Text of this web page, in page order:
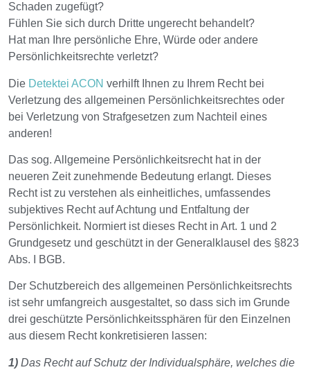
Schaden zugefügt?
Fühlen Sie sich durch Dritte ungerecht behandelt?
Hat man Ihre persönliche Ehre, Würde oder andere
Persönlichkeitsrechte verletzt?
Die Detektei ACON verhilft Ihnen zu Ihrem Recht bei
Verletzung des allgemeinen Persönlichkeitsrechtes oder
bei Verletzung von Strafgesetzen zum Nachteil eines
anderen!
Das sog. Allgemeine Persönlichkeitsrecht hat in der
neueren Zeit zunehmende Bedeutung erlangt. Dieses
Recht ist zu verstehen als einheitliches, umfassendes
subjektives Recht auf Achtung und Entfaltung der
Persönlichkeit. Normiert ist dieses Recht in Art. 1 und 2
Grundgesetz und geschützt in der Generalklausel des §823
Abs. I BGB.
Der Schutzbereich des allgemeinen Persönlichkeitsrechts
ist sehr umfangreich ausgestaltet, so dass sich im Grunde
drei geschützte Persönlichkeitssphären für den Einzelnen
aus diesem Recht konkretisieren lassen:
1) Das Recht auf Schutz der Individualsphäre, welches die